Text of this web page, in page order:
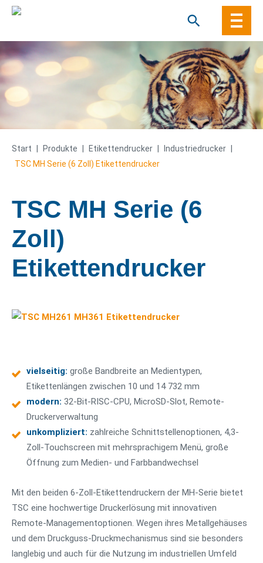
to
content
Start Produkte Etiketten­­drucker Industriedrucker
TSC MH Serie (6 Zoll) Etikettendrucker
TSC MH Serie (6
Zoll)
Etikettendrucker
vielseitig: große Bandbreite an Medientypen,
Etikettenlängen zwischen 10 und 14 732 mm
modern: 32-Bit-RISC-CPU, MicroSD-Slot, Remote-
Druckerverwaltung
unkompliziert: zahlreiche Schnittstellenoptionen, 4,3-
Zoll-Touchscreen mit mehrsprachigem Menü, große
Öffnung zum Medien- und Farbbandwechsel
Mit den beiden 6-Zoll-Etikettendruckern der MH-Serie bietet
TSC eine hochwertige Druckerlösung mit innovativen
Remote-Managementoptionen. Wegen ihres Metallgehäuses
und dem Druckguss-Druckmechanismus sind sie besonders
langlebig und auch für die Nutzung im industriellen Umfeld